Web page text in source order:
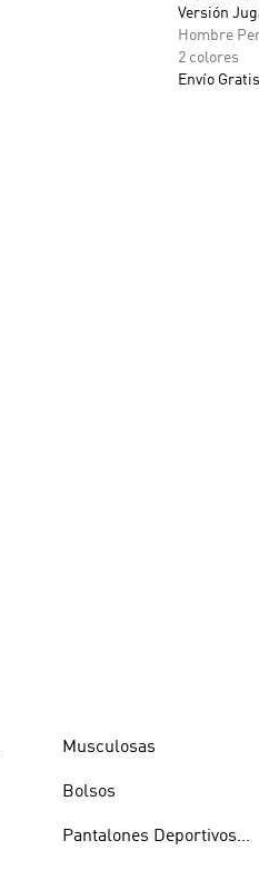
Versión
Hombre
2 colores
Envío Gratis
Musculosas
Bolsos
Pantalones Deportivos